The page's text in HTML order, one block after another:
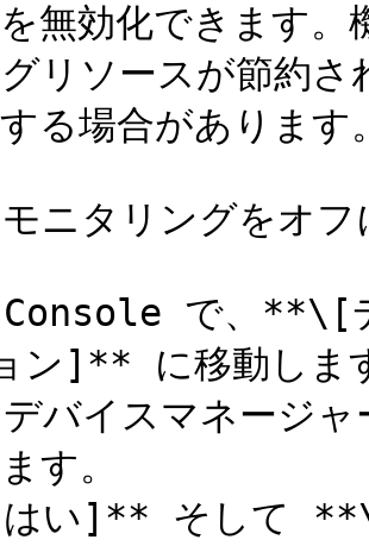
無効化できます
リソースが節約
る場合があります
ニタリングをオ
で、**\[
ン]** に移動しま
イスマネージャ
す。
]** そして **\[